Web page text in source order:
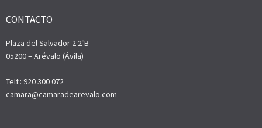
CONTACTO
Plaza del Salvador 2 2ºB
05200 – Arévalo (Ávila)
Telf.: 920 300 072
camara@camaradearevalo.com